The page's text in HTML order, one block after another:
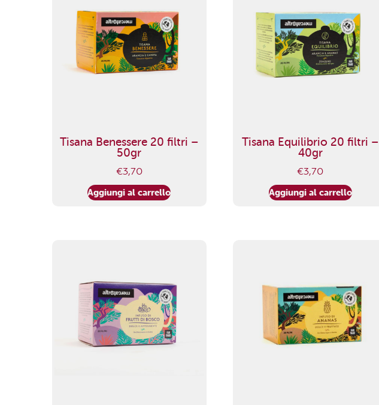
Tisana Benessere 20 filtri –
50gr
€3,70
Aggiungi al carrello
Tisana Equilibrio 20 filtri –
40gr
€3,70
Aggiungi al carrello